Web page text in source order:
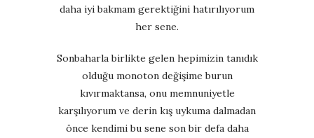
daha iyi bakmam gerektiğini hatırılıyorum
her sene.
Sonbaharla birlikte gelen hepimizin tanıdık
olduğu monoton değişime burun
kıvırmaktansa, onu memnuniyetle
karşılıyorum ve derin kış uykuma dalmadan
önce kendimi bu sene son bir defa daha